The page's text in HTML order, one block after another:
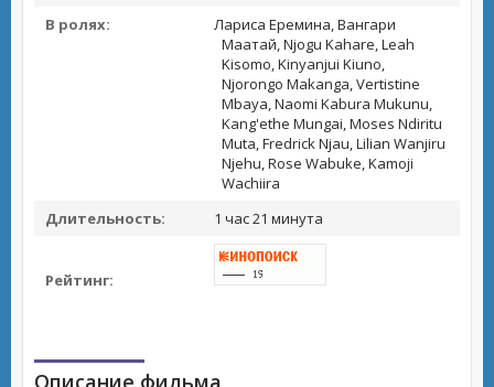
В ролях:
Лариса Еремина, Вангари
Маатай, Njogu Kahare, Leah
Kisomo, Kinyanjui Kiuno,
Njorongo Makanga, Vertistine
Mbaya, Naomi Kabura Mukunu,
Kang'ethe Mungai, Moses Ndiritu
Muta, Fredrick Njau, Lilian Wanjiru
Njehu, Rose Wabuke, Kamoji
Wachiira
Длительность:
1 час 21 минута
Рейтинг:
Описание фильма